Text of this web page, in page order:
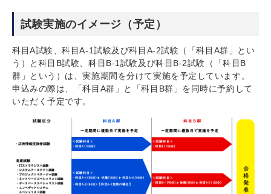
試験実施のイメージ（予定）
科目A試験、科目A-1試験及び科目A-2試験（「科目A群」とい
う）と科目B試験、科目B-1試験及び科目B-2試験（「科目B
群」という）は、実施期間を分けて実施を予定しています。
申込みの際は、「科目A群」と「科目B群」を同時に予約して
いただく予定です。